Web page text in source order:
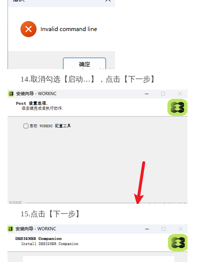
14.取消勾选【启动…】，点击【下一步】
15.点击【下一步】